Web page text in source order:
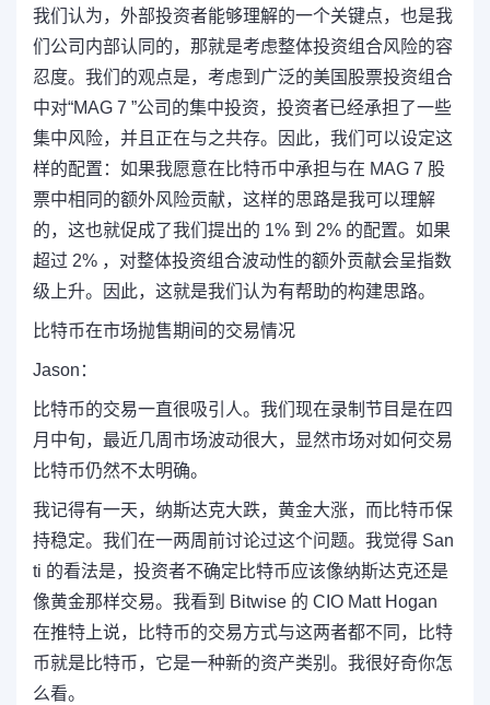
我们认为，外部投资者能够理解的一个关键点，也是我
们公司内部认同的，那就是考虑整体投资组合风险的容
忍度。我们的观点是，考虑到广泛的美国股票投资组合
中对“MAG 7 ”公司的集中投资，投资者已经承担了一些
集中风险，并且正在与之共存。因此，我们可以设定这
样的配置：如果我愿意在比特币中承担与在 MAG 7 股
票中相同的额外风险贡献，这样的思路是我可以理解
的，这也就促成了我们提出的 1% 到 2% 的配置。如果
超过 2% ，对整体投资组合波动性的额外贡献会呈指数
级上升。因此，这就是我们认为有帮助的构建思路。
比特币在市场抛售期间的交易情况
Jason：
比特币的交易一直很吸引人。我们现在录制节目是在四
月中旬，最近几周市场波动很大，显然市场对如何交易
比特币仍然不太明确。
我记得有一天，纳斯达克大跌，黄金大涨，而比特币保
持稳定。我们在一两周前讨论过这个问题。我觉得 San
ti 的看法是，投资者不确定比特币应该像纳斯达克还是
像黄金那样交易。我看到 Bitwise 的 CIO Matt Hogan
在推特上说，比特币的交易方式与这两者都不同，比特
币就是比特币，它是一种新的资产类别。我很好奇你怎
么看。